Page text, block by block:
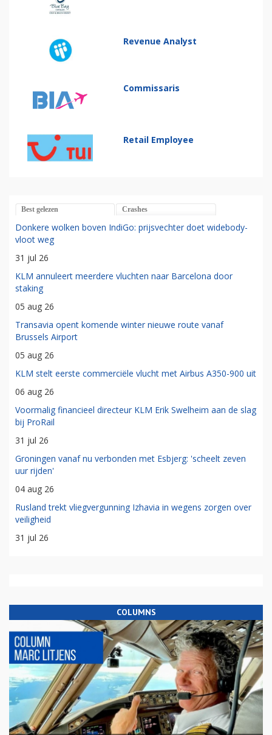
Revenue Analyst
Commissaris
Retail Employee
Best gelezen Crashes
Donkere wolken boven IndiGo: prijsvechter doet widebody-
vloot weg
31 jul 26
KLM annuleert meerdere vluchten naar Barcelona door
staking
05 aug 26
Transavia opent komende winter nieuwe route vanaf
Brussels Airport
05 aug 26
KLM stelt eerste commerciële vlucht met Airbus A350-900 uit
06 aug 26
Voormalig financieel directeur KLM Erik Swelheim aan de slag
bij ProRail
31 jul 26
Groningen vanaf nu verbonden met Esbjerg: 'scheelt zeven
uur rijden'
04 aug 26
Rusland trekt vliegvergunning Izhavia in wegens zorgen over
veiligheid
31 jul 26
COLUMNS